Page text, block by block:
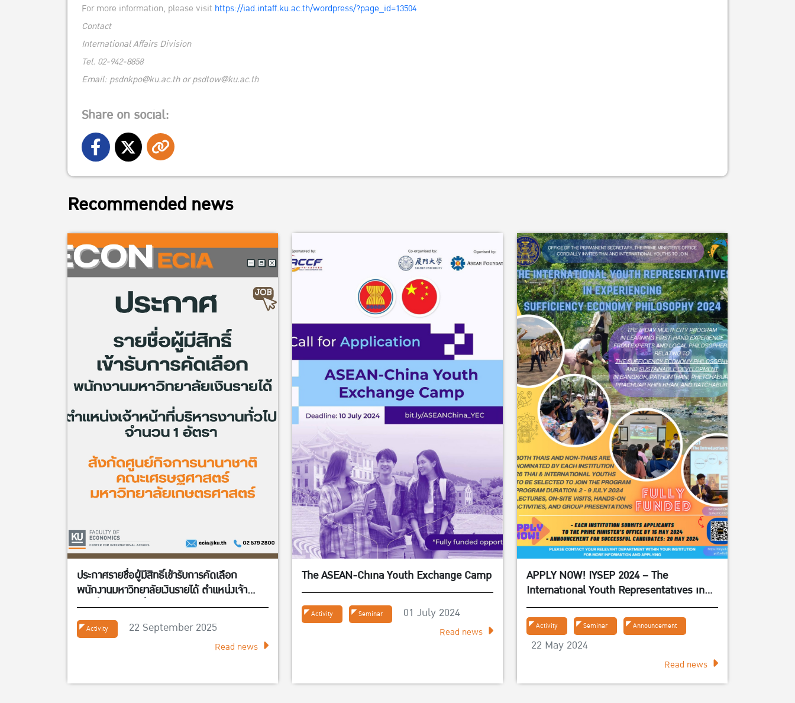
For more information, please visit https://iad.intaff.ku.ac.th/wordpress/?page_id=13504
Contact
International Affairs Division
Tel. 02-942-8858
Email: psdnkpo@ku.ac.th or psdtow@ku.ac.th
Share on social:
Recommended news
ประกาศรายชื่อผู้มีสิทธิ์เข้ารับการคัดเลือก
พนักงานมหาวิทยาลัยเงินรายได้ ตำแหน่งเจ้า
หน้าที่บริหารงานทั่วไป จำนวน 1 อัตรา สังกัดศูนย์
กิจการนานาชาติ คณะเศรษฐศาสตร์
Activity 22 September 2025
Read news
The ASEAN-China Youth Exchange Camp
Activity Seminar 01 July 2024
Read news
APPLY NOW! IYSEP 2024 – The
International Youth Representatives in
Experiencing the Sufficiency Economy
Philosophy 2024
Activity Seminar Announcement
22 May 2024
Read news